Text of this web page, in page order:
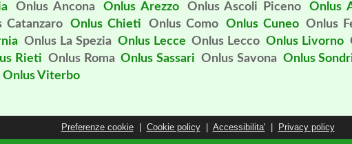
Onlus Ancona Onlus Arezzo Onlus Ascoli Piceno
Onlus
Catanzaro Onlus Chieti Onlus Como Onlus Cuneo
Onlus
Onlus La Spezia Onlus Lecce Onlus Lecco Onlus Livorno
Rieti Onlus Roma Onlus Sassari Onlus Savona Onlus
Onlus Viterbo
Preferenze cookie| Cookie policy| Accessibilita'| Privacy policy